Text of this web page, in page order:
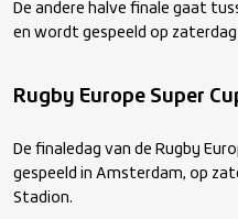
De andere halve finale gaat
en wordt gespeeld op zaterdag
Rugby Europe Super
De finaledag van de Rugby
gespeeld in Amsterdam, op
Stadion.